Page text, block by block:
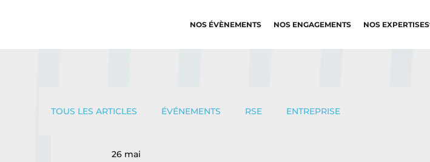
NOS ÉVÈNEMENTS NOS ENGAGEMENTS NOS EXPERTISES
TOUS LES ARTICLES ÉVÉNEMENTS RSE ENTREPRISE
26 mai